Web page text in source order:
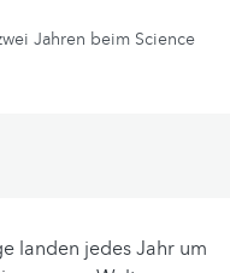
Jahren beim Science
landen jedes Jahr um